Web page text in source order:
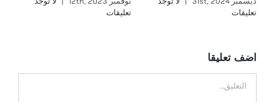
تعليقات
تعليقات
اضف تعليقا
تعليق